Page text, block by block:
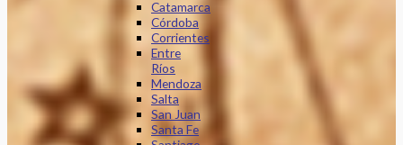
Catamarca
Córdoba
Corrientes
Entre
Ríos
Mendoza
Salta
San Juan
Santa Fe